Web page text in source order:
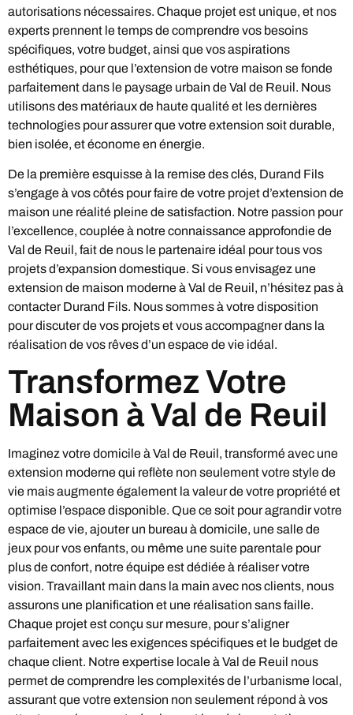
autorisations nécessaires. Chaque projet est unique, et nos
experts prennent le temps de comprendre vos besoins
spécifiques, votre budget, ainsi que vos aspirations
esthétiques, pour que l’extension de votre maison se fonde
parfaitement dans le paysage urbain de Val de Reuil. Nous
utilisons des matériaux de haute qualité et les dernières
technologies pour assurer que votre extension soit durable,
bien isolée, et économe en énergie.
De la première esquisse à la remise des clés, Durand Fils
s’engage à vos côtés pour faire de votre projet d’extension de
maison une réalité pleine de satisfaction. Notre passion pour
l’excellence, couplée à notre connaissance approfondie de
Val de Reuil, fait de nous le partenaire idéal pour tous vos
projets d’expansion domestique. Si vous envisagez une
extension de maison moderne à Val de Reuil, n’hésitez pas à
contacter Durand Fils. Nous sommes à votre disposition
pour discuter de vos projets et vous accompagner dans la
réalisation de vos rêves d’un espace de vie idéal.
Transformez Votre
Maison à Val de Reuil
Imaginez votre domicile à Val de Reuil, transformé avec une
extension moderne qui reflète non seulement votre style de
vie mais augmente également la valeur de votre propriété et
optimise l’espace disponible. Que ce soit pour agrandir votre
espace de vie, ajouter un bureau à domicile, une salle de
jeux pour vos enfants, ou même une suite parentale pour
plus de confort, notre équipe est dédiée à réaliser votre
vision. Travaillant main dans la main avec nos clients, nous
assurons une planification et une réalisation sans faille.
Chaque projet est conçu sur mesure, pour s’aligner
parfaitement avec les exigences spécifiques et le budget de
chaque client. Notre expertise locale à Val de Reuil nous
permet de comprendre les complexités de l’urbanisme local,
assurant que votre extension non seulement répond à vos